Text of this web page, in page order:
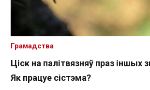
Ціск на палітвязняў праз іншых
Як працуе сістэма?
Грамадства